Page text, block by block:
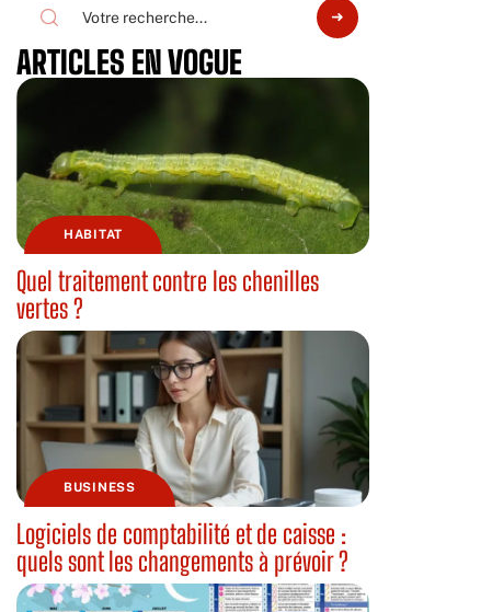
ARTICLES EN VOGUE
HABITAT
Quel traitement contre les chenilles
vertes ?
BUSINESS
Logiciels de comptabilité et de caisse :
quels sont les changements à prévoir ?